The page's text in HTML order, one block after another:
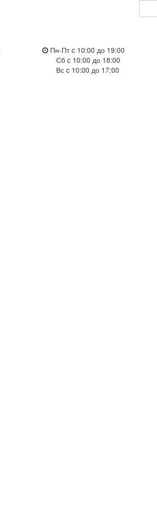
Пн-Пт c 10:00 до 19:00
Сб c 10:00 до 18:00
Вс c 10:00 до 17:00